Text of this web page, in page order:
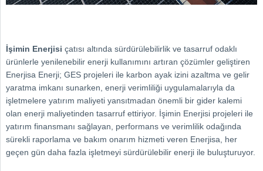
İşimin Enerjisi çatısı altında sürdürülebilirlik ve tasarruf odaklı
ürünlerle yenilenebilir enerji kullanımını artıran çözümler geliştiren
Enerjisa Enerji; GES projeleri ile karbon ayak izini azaltma ve gelir
yaratma imkanı sunarken, enerji verimliliği uygulamalarıyla da
işletmelere yatırım maliyeti yansıtmadan önemli bir gider kalemi
olan enerji maliyetinden tasarruf ettiriyor. İşimin Enerjisi projeleri ile
yatırım finansmanı sağlayan, performans ve verimlilik odağında
sürekli raporlama ve bakım onarım hizmeti veren Enerjisa, her
geçen gün daha fazla işletmeyi sürdürülebilir enerji ile buluşturuyor.